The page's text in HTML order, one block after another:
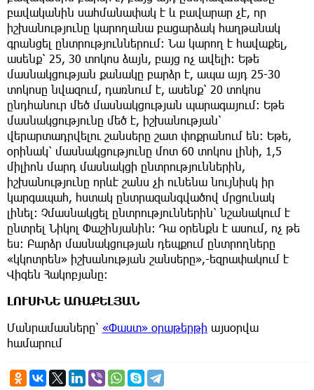
բավականին սահմանափակ է և բավարար չէ, որ
իշխանությունը կարողանա բացարձակ հաղթանակ
գրանցել ընտրություններում։ Նա կարող է հավաքել,
ասենք՝ 25, 30 տոկոս ձայն, բայց ոչ ավելի։ Եթե
մասնակցության քանակը բարձր է, ապա այդ 25-30
տոկոսը նվազում, դառնում է, ասենք՝ 20 տոկոս
ընդհանուր մեծ մասնակցության պարագայում։ Եթե
մասնակցությունը մեծ է, իշխանության՝
վերարտադրվելու շանսերը շատ փոքրանում են: Եթե,
օրինակ՝ մասնակցությունը մոտ 60 տոկոս լինի, 1,5
միլիոն մարդ մասնակցի ընտրություններին,
իշխանությունը որևէ շանս չի ունենա նույնիսկ իր
կարգապահ, հստակ ընտրազանգվածով մրցունակ
լինել։ Չմասնակցել ընտրություններին՝ նշանակում է
ընտրել Նիկոլ Փաշինյանին։ Դա օրենքն է ասում, ոչ թե
ես։ Բարձր մասնակցության դեպքում ընտրողները
«կկոտրեն» իշխանության շանսերը»,-եզրափակում է
Վիգեն Հակոբյանը։
ԼՈՒՍԻՆԵ ԱՌԱՔԵԼՅԱՆ
Մանրամասները՝ «Փաստ» օրաթերթի այսօրվա
համարում